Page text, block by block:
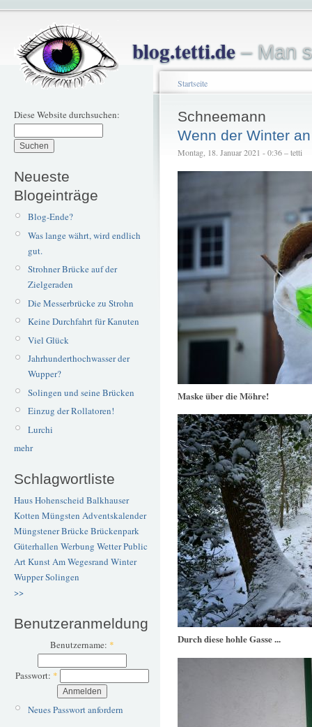
blog.tetti.de– Man
Diese Website durchsuchen:
Neueste
Blogeinträge
Blog-Ende?
Was lange währt, wird endlich
gut.
Strohner Brücke auf der
Zielgeraden
Die Messerbrücke zu Strohn
Keine Durchfahrt für Kanuten
Viel Glück
Jahrhunderthochwasser der
Wupper?
Solingen und seine Brücken
Einzug der Rollatoren!
Lurchi
mehr
Schlagwortliste
Haus Hohenscheid Balkhauser
Kotten Müngsten Adventskalender
Müngstener BrückeBrückenpark
Güterhallen Werbung WetterPublic
ArtKunstAm Wegesrand Winter
WupperSolingen
>>
Benutzeranmeldung
Benutzername: *
Passwort: *
Neues Passwort anfordern
Startseite
Schneemann
Wenn der Winter
Montag, 18. Januar 2021 - 0:36 – tetti
Maske über die Möhre!
Durch diese hohle Gasse ...